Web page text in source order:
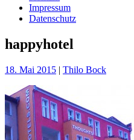
Impressum
Datenschutz
happyhotel
18. Mai 2015 | Thilo Bock